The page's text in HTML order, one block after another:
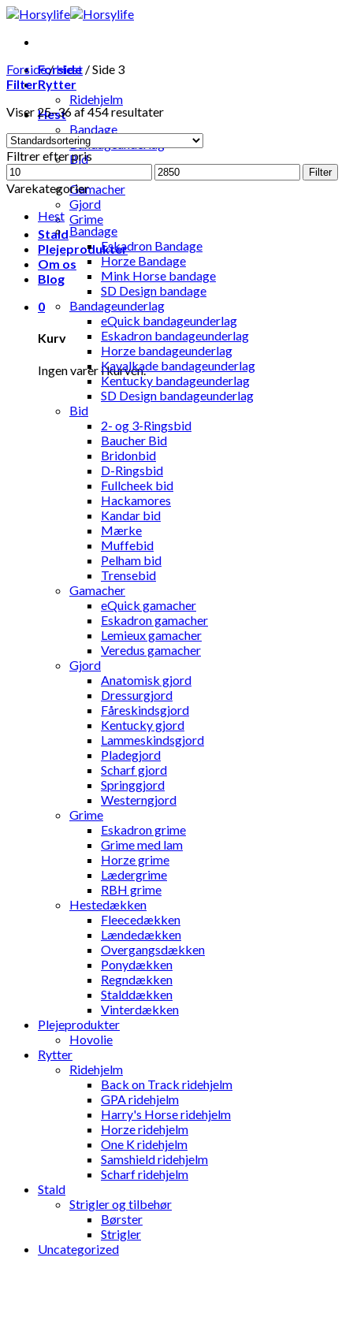
Skip
content
Forside
Rytter
Ridehjelm
Hest
Bandage
Bandageunderlag
Bid
Gamacher
Gjord
Grime
Stald
Plejeprodukter
Om os
Blog
0
Kurv
Ingen varer i kurven.
Forside/Hest /Side 3
Filter
Viser 25–36 af 454 resultater
Filtrer efter pris
Mindste
pris
Højeste
pris
Filter
Varekategorier
Hest
Bandage
Eskadron Bandage
Horze Bandage
Mink Horse bandage
SD Design bandage
Bandageunderlag
eQuick bandageunderlag
Eskadron bandageunderlag
Horze bandageunderlag
Kavalkade bandageunderlag
Kentucky bandageunderlag
SD Design bandageunderlag
Bid
2- og 3-Ringsbid
Baucher Bid
Bridonbid
D-Ringsbid
Fullcheek bid
Hackamores
Kandar bid
Mærke
Muffebid
Pelham bid
Trensebid
Gamacher
eQuick gamacher
Eskadron gamacher
Lemieux gamacher
Veredus gamacher
Gjord
Anatomisk gjord
Dressurgjord
Fåreskindsgjord
Kentucky gjord
Lammeskindsgjord
Pladegjord
Scharf gjord
Springgjord
Westerngjord
Grime
Eskadron grime
Grime med lam
Horze grime
Lædergrime
RBH grime
Hestedækken
Fleecedækken
Lændedækken
Overgangsdækken
Ponydækken
Regndækken
Stalddækken
Vinterdækken
Plejeprodukter
Hovolie
Rytter
Ridehjelm
Back on Track ridehjelm
GPA ridehjelm
Harry's Horse ridehjelm
Horze ridehjelm
One K ridehjelm
Samshield ridehjelm
Scharf ridehjelm
Stald
Strigler og tilbehør
Børster
Strigler
Uncategorized